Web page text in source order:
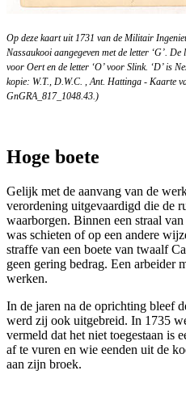
Op deze kaart uit 1731 van de Militair
Nassaukooi aangegeven met de letter ‘G’.
voor Oert en de letter ‘O’ voor Slink. ‘D’ is
kopie: W.T., D.W.C. , Ant. Hattinga - Kaarte
GnGRA_817_1048.43.)
Hoge boete
Gelijk met de aanvang van de
verordening uitgevaardigd die de
waarborgen. Binnen een straal
was schieten of op een andere
straffe van een boete van twaalf
geen gering bedrag. Een arbeider
werken.
In de jaren na de oprichting bleef
werd zij ook uitgebreid. In 1735
vermeld dat het niet toegestaan is
af te vuren en wie eenden uit de
aan zijn broek.